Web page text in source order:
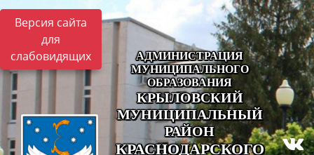
Версия сайта
для
слабовидящих
АДМИНИСТРАЦИЯ
МУНИЦИПАЛЬНОГО
ОБРАЗОВАНИЯ
КРЫЛОВСКИЙ
МУНИЦИПАЛЬНЫЙ
РАЙОН
КРАСНОДАРСКОГО